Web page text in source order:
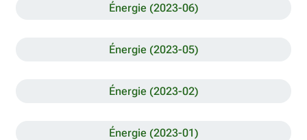
Énergie (2023-06)
Énergie (2023-05)
Énergie (2023-02)
Énergie (2023-01)